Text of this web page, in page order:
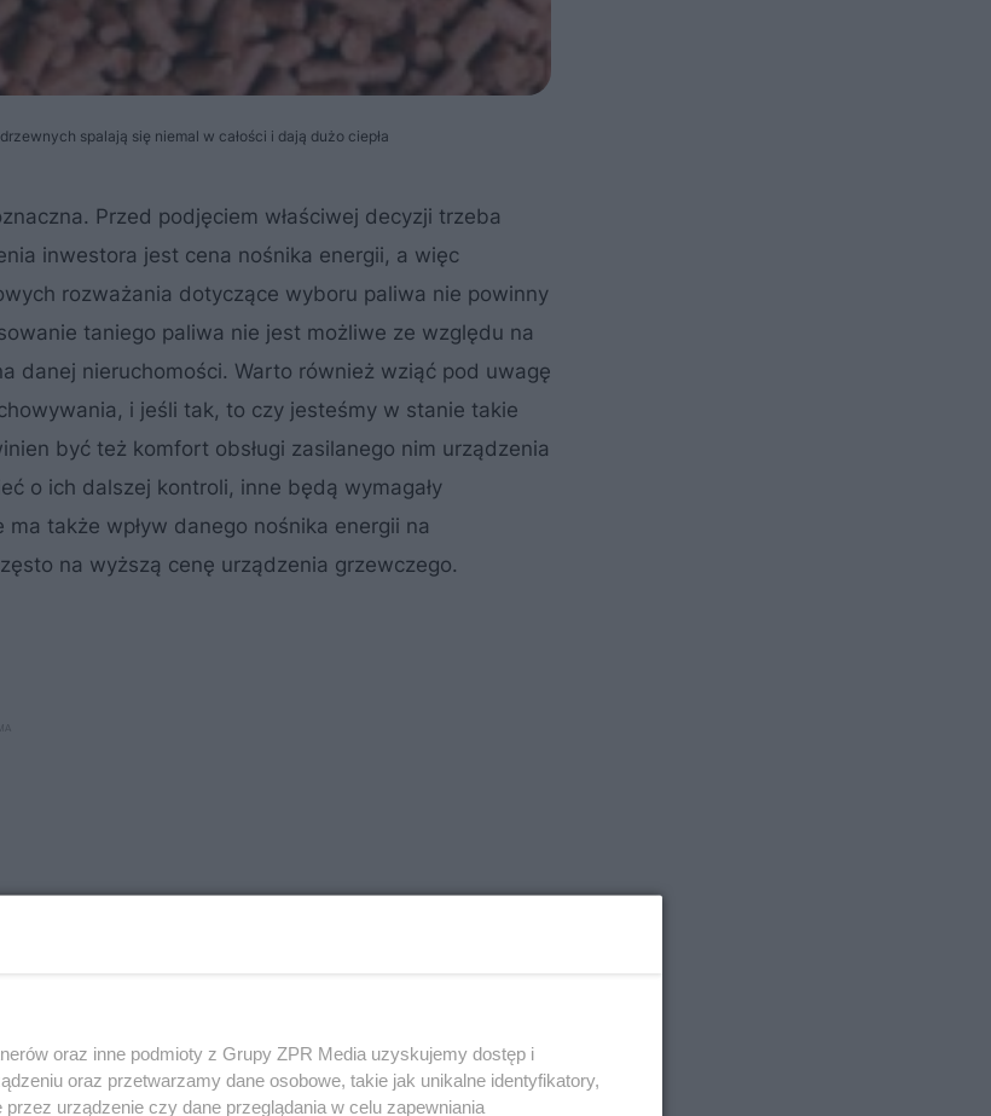
spalają się niemal w całości i dają dużo ciepła
Przed podjęciem właściwej decyzji trzeba
inwestora jest cena nośnika energii, a więc
rozważania dotyczące wyboru paliwa nie powinny
taniego paliwa nie jest możliwe ze względu na
danej nieruchomości. Warto również wziąć pod uwagę
i jeśli tak, to czy jesteśmy w stanie takie
być też komfort obsługi zasilanego nim urządzenia
o ich dalszej kontroli, inne będą wymagały
także wpływ danego nośnika energii na
na wyższą cenę urządzenia grzewczego.
oraz inne podmioty z Grupy ZPR Media uzyskujemy dostęp i
oraz przetwarzamy dane osobowe, takie jak unikalne identyfikatory,
przez urządzenie czy dane przeglądania w celu zapewniania